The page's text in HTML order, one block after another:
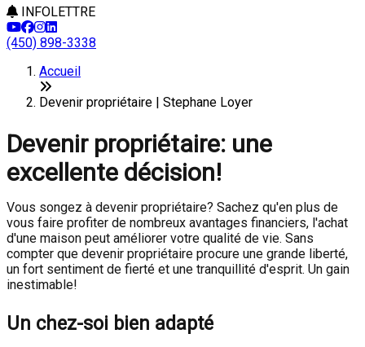
INFOLETTRE
(450) 898-3338
Accueil
Devenir propriétaire | Stephane Loyer
Devenir propriétaire: une
excellente décision!
Vous songez à devenir propriétaire? Sachez qu'en plus de
vous faire profiter de nombreux avantages financiers, l'achat
d'une maison peut améliorer votre qualité de vie. Sans
compter que devenir propriétaire procure une grande liberté,
un fort sentiment de fierté et une tranquillité d'esprit. Un gain
inestimable!
Un chez-soi bien adapté